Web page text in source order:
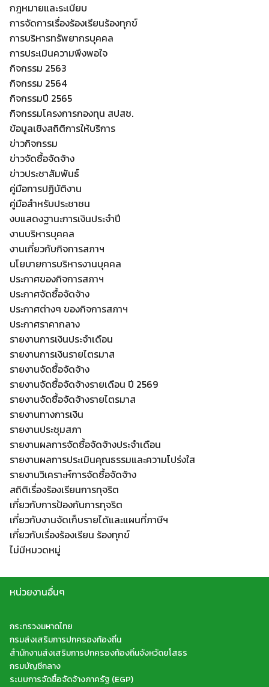
Search
for:
กฎหมายและระเบียบ
การจัดการเรื่องร้องเรียนร้องทุกข์
การบริหารทรัพยากรบุคคล
การประเมินความพึงพอใจ
กิจกรรม 2563
กิจกรรม 2564
กิจกรรมปี 2565
กิจกรรมโครงการกองทุน สปสช.
ข้อมูลเชิงสถิติการให้บริการ
ข่าวกิจกรรม
ข่าวจัดซื้อจัดจ้าง
ข่าวประชาสัมพันธ์
คู่มือการปฏิบัติงาน
คู่มือสำหรับประชาชน
งบแสดงฐานะการเงินประจำปี
งานบริหารบุคคล
งานเกี่ยวกับกิจการสภาฯ
นโยบายการบริหารงานบุคคล
ประกาศของกิจการสภาฯ
ประกาศจัดซื้อจัดจ้าง
ประกาศต่างๆ ของกิจการสภาฯ
ประกาศราคากลาง
รายงานการเงินประจำเดือน
รายงานการเงินรายไตรมาส
รายงานจัดซื้อจัดจ้าง
รายงานจัดซื้อจัดจ้างรายเดือน ปี 2569
รายงานจัดซื้อจัดจ้างรายไตรมาส
รายงานทางการเงิน
รายงานประชุมสภา
รายงานผลการจัดซื้อจัดจ้างประจำเดือน
รายงานผลการประเมินคุณธรรมและความโปร่งใส
รายงานวิเคราะห์การจัดซื้อจัดจ้าง
สถิติเรื่องร้องเรียนการทุจริต
เกี่ยวกับการป้องกันการทุจริต
เกี่ยวกับงานจัดเก็บรายได้และแผนที่ภาษีฯ
เกี่ยวกับเรื่องร้องเรียน ร้องทุกข์
ไม่มีหมวดหมู่
หน่วยงานอื่นๆ
กระทรวงมหาดไทย
กรมส่งเสริมการปกครองท้องถิ่น
สำนักงานส่งเสริมการปกครองท้องถิ่นจังหวัดยโสธร
กรมบัญชีกลาง
ระบบการจัดซื้อจัดจ้างภาครัฐ (EGP)